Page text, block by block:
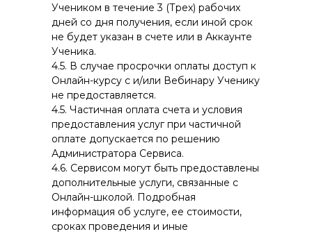
Учеником в течение 3 (Трех) рабочих
дней со дня получения, если иной срок
не будет указан в счете или в Аккаунте
Ученика.
4.5. В случае просрочки оплаты доступ к
Онлайн-курсу с и/или Вебинару Ученику
не предоставляется.
4.5. Частичная оплата счета и условия
предоставления услуг при частичной
оплате допускается по решению
Администратора Сервиса.
4.6. Сервисом могут быть предоставлены
дополнительные услуги, связанные с
Онлайн-школой. Подробная
информация об услуге, ее стоимости,
сроках проведения и иные